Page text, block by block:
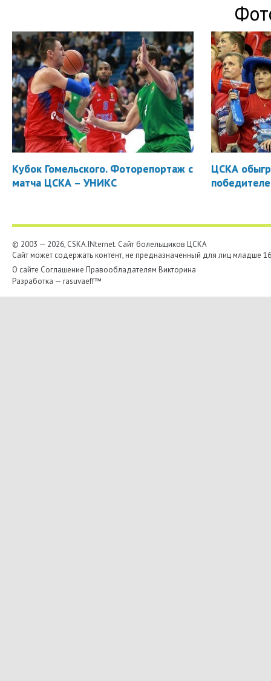
Кубок Гомельского. Фоторепортаж с
матча ЦСКА – УНИКС
ЦСКА
© 2003 — 2026, CSKA.INternet. Cайт болельщиков ЦСКА
Сайт может содержать контент, не предназначенный для лиц младше
О сайте Соглашение Правообладателям Викторина
Разработка — rasuvaeff™